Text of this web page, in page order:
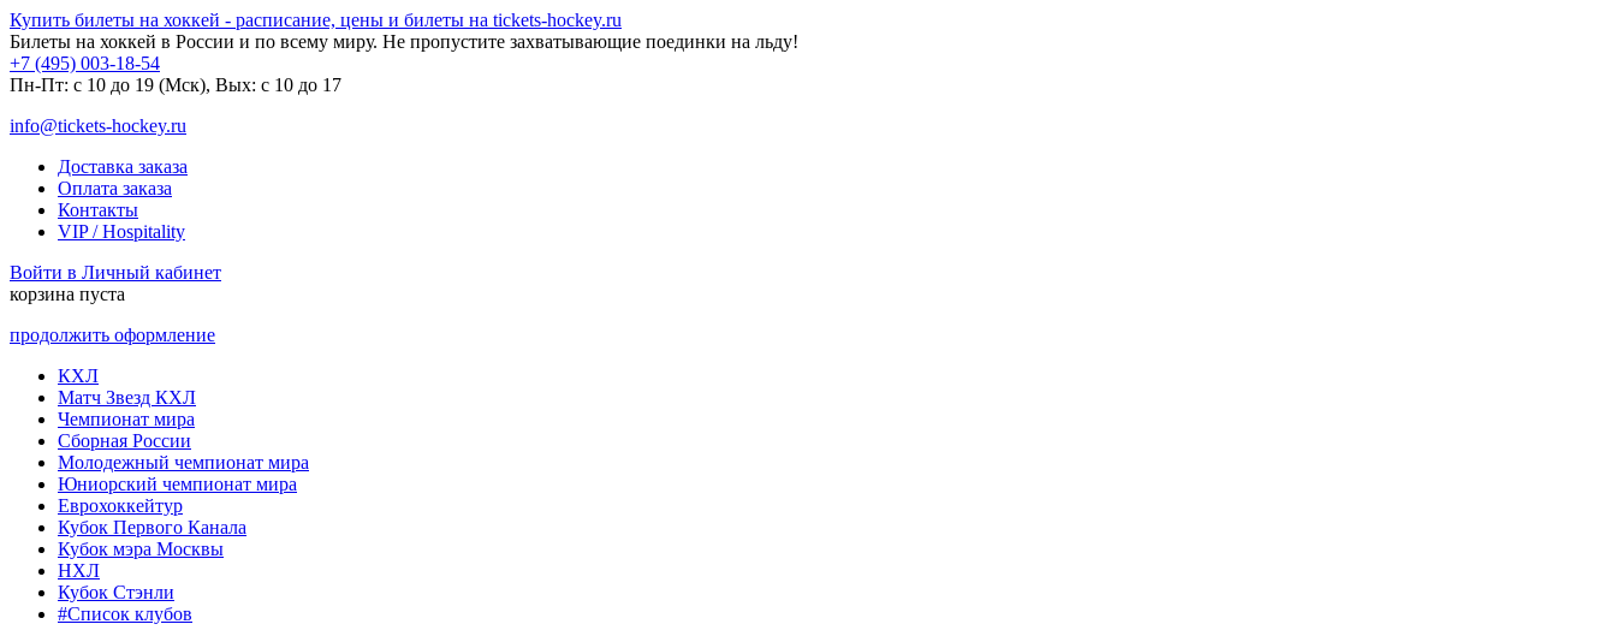
Купить билеты на хоккей - расписание, цены и билеты на tickets-hockey.ru
Билеты на хоккей в России и по всему миру. Не пропустите захватывающие поединки на льду!
+7 (495) 003-18-54
Пн-Пт: c 10 до 19 (Мск), Вых: с 10 до 17
info@tickets-hockey.ru
Доставка заказа
Оплата заказа
Контакты
VIP / Hospitality
Войти в Личный кабинет
корзина пуста
продолжить оформление
КХЛ
Матч Звезд КХЛ
Чемпионат мира
Сборная России
Молодежный чемпионат мира
Юниорский чемпионат мира
Еврохоккейтур
Кубок Первого Канала
Кубок мэра Москвы
НХЛ
Кубок Стэнли
#Список клубов